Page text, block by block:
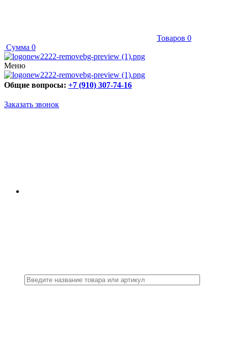
Товаров 0
Сумма 0
Меню
Общие вопросы: +7 (910) 307-74-16
Заказать звонок